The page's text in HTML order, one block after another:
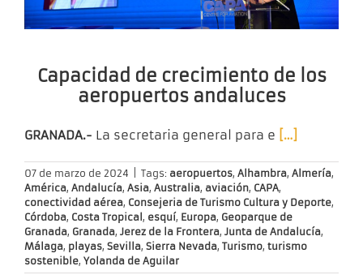
Capacidad de crecimiento de los
aeropuertos andaluces
GRANADA.- La secretaria general para e […]
07 de marzo de 2024 Tags: aeropuertos, Alhambra, Almería,
América, Andalucía, Asia, Australia, aviación, CAPA,
conectividad aérea, Consejeria de Turismo Cultura y Deporte,
Córdoba, Costa Tropical , esquí, Europa, Geoparque de
Granada, Granada, Jerez de la Frontera, Junta de Andalucía,
Málaga, playas, Sevilla, Sierra Nevada, Turismo, turismo
sostenible, Yolanda de Aguilar